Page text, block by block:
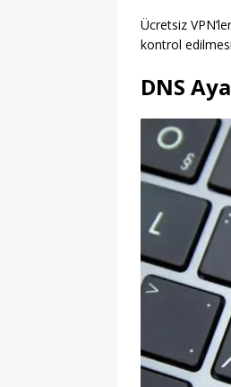
Ücretsiz
kontrol
DNS